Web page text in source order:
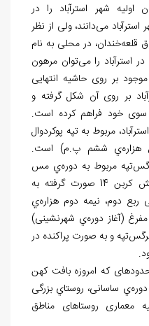
شهر استرآباد را در
می‏‌دانند، ولی از نظر
قلعهخندان، در محلی به نام
استرآباد را میتوان مرهون
بر روی حاشیه‏ انتهایی
بر روی آن شکل گرفته و
سوی خود فراهم كرده است.
مربوط به تپه پوکردوال
ي ششم پ.م) است.
تپه مربوط به دورهي مس
سنگ پایانی است. براساس آزمایش کربن 14 صورت گرفته به
ي
(آغاز دورهي شهرنشینی)
تپه و به صورت پراکنده در
که امروزه بافت کهن
ي ساسانی، روستاي بزرگی
معماری روستاهای مناطق